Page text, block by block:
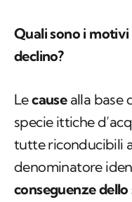
Quali sono i
declino?
Lecausealla base
specie ittiche
tutte riconducibili
denominatore
conseguenze